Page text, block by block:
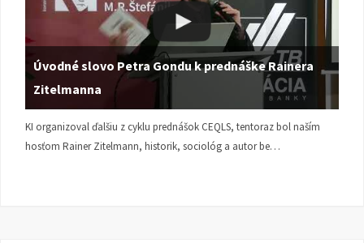
Úvodné slovo Petra Gondu k prednáške Rainera
Zitelmanna
KI organizoval ďalšiu z cyklu prednášok CEQLS, tentoraz bol naším
hosťom Rainer Zitelmann, historik, sociológ a autor be…